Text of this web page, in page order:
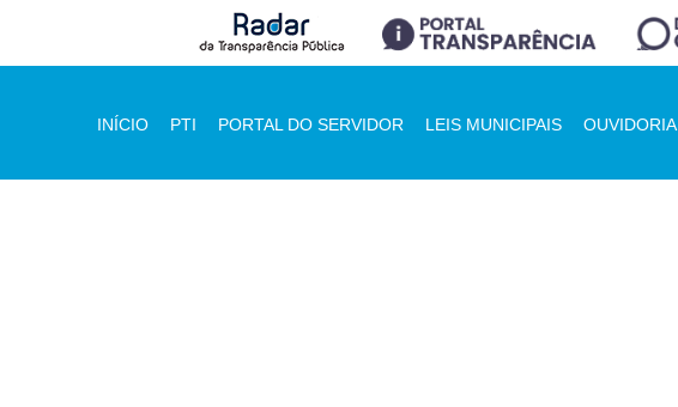
INÍCIO PTI PORTAL DO SERVIDOR LEIS MUNICIPAIS OUVIDORIA